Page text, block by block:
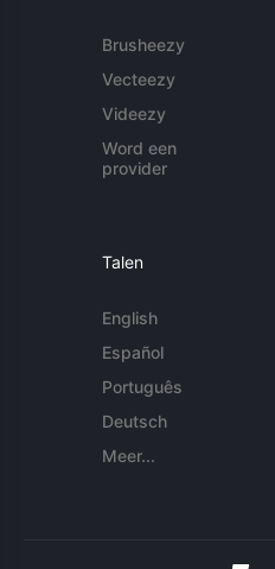
Brusheezy
Vecteezy
Videezy
Word een
provider
Talen
English
Español
Português
Deutsch
Meer...